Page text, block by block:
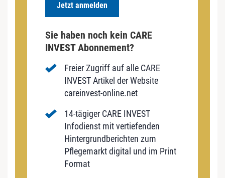
Jetzt anmelden
Sie haben noch kein CARE
INVEST Abonnement?
Freier Zugriff auf alle CARE
INVEST Artikel der Website
careinvest-online.net
14-tägiger CARE INVEST
Infodienst mit vertiefenden
Hintergrundberichten zum
Pflegemarkt digital und im Print
Format